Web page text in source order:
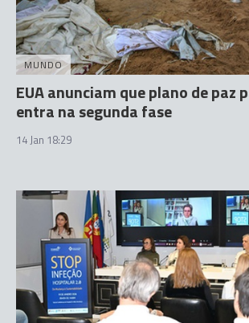
MUNDO
EUA anunciam que plano de paz
entra na segunda fase
14 Jan 18:29